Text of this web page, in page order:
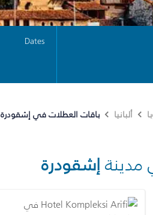
Dates
ألبانيا باقات العطلات في إشقودرة
مدينةإشقودرة